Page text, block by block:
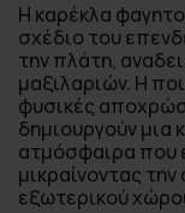
Η καρέκλα
σχέδιο του
την πλάτη,
μαξιλαριών. Η
φυσικές
δημιουργούν μια
ατμόσφαιρα που
μικραίνοντας
εξωτερικού